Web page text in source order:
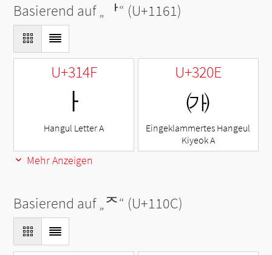
Basierend auf „ ᅡ“ (U+1161)
U+314F
ㅏ
Hangul Letter A
U+320E
㈎
Eingeklammertes Hangeul
Kiyeok A
Mehr Anzeigen
Basierend auf „ᄌ“ (U+110C)